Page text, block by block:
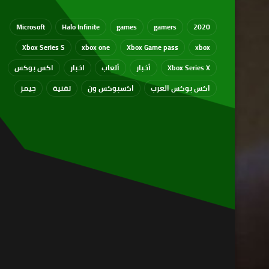
2020
gamers
games
Halo Infinite
Microsoft
xbox
Xbox Game pass
xbox one
Xbox Series S
Xbox Series X
أخبار ألعاب اخبار
اكس بوكس
اكس بوكس العرب
اكسبوكس ون تقنية جيمز